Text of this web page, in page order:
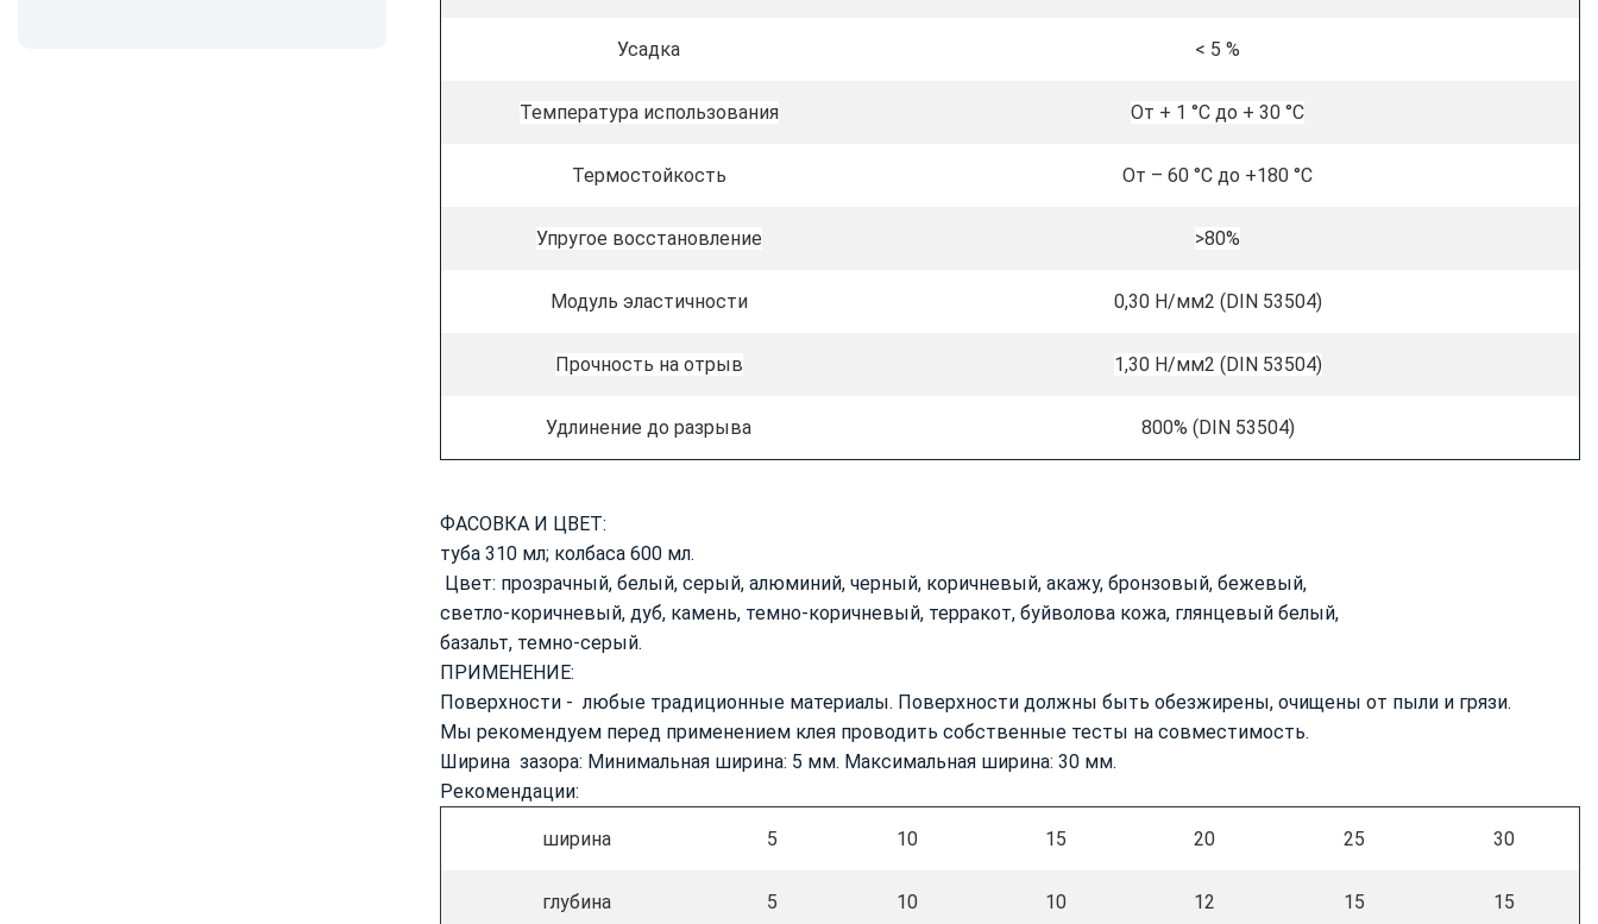
Усадка < 5 %
Температура использования От + 1 °C до + 30 °C
Термостойкость От – 60 °C до +180 °C
Упругое восстановление >80%
Модуль эластичности 0,30 Н/мм2 (DIN 53504)
Прочность на отрыв 1,30 Н/мм2 (DIN 53504)
Удлинение до разрыва 800% (DIN 53504)
ФАСОВКА И ЦВЕТ:
туба 310 мл; колбаса 600 мл.
Цвет: прозрачный, белый, серый, алюминий, черный, коричневый, акажу, бронзовый, бежевый,
светло-коричневый, дуб, камень, темно-коричневый, терракот, буйволова кожа, глянцевый белый,
базальт, темно-серый.
ПРИМЕНЕНИЕ:
Поверхности - любые традиционные материалы. Поверхности должны быть обезжирены, очищены от пыли и грязи.
Мы рекомендуем перед применением клея проводить собственные тесты на совместимость.
Ширина зазора: Минимальная ширина: 5 мм. Максимальная ширина: 30 мм.
Рекомендации:
ширина 5 10 15 20 25 30
глубина 5 10 10 12 15 15